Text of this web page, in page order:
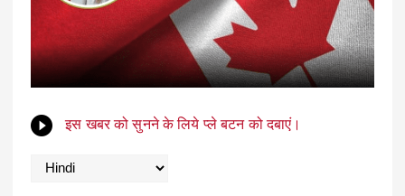
इस खबर को सुनने के लिये प्ले बटन को दबाएं।